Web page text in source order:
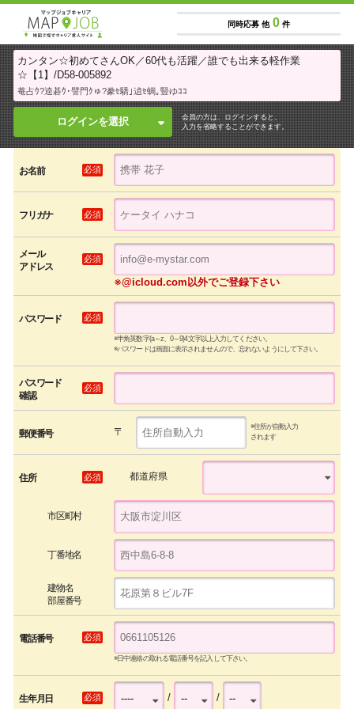
同時応募 他 0 件
カンタン☆初めてさんOK／60代も活躍／誰でも出来る軽作業
☆【1】/D58-005892
菴占ｳ?逵碁ｳ･譬門ｸゅ?豢ｾ驕｣遉ｾ蜩｡豎ゆｺｺ
ログインを選択
会員の方は、ログインすると、
入力を省略することができます。
お名前 必須
フリガナ 必須
メール
アドレス
必須
※@icloud.com以外でご登録下さい
パスワード 必須
※半角英数字(a～z、0～9)4文字以上入力してください。
※パスワードは画面に表示されませんので、忘れないようにして下さい。
パスワード
確認
必須
郵便番号 〒
※住所が自動入力
されます
住所 必須 都道府県
市区町村
丁番地名
建物名
部屋番号
電話番号 必須
※日中連絡の取れる電話番号を記入して下さい。
生年月日 必須 / /